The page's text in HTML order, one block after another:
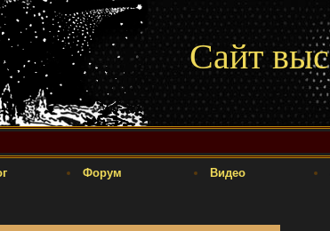
Сайт
Форум Видео